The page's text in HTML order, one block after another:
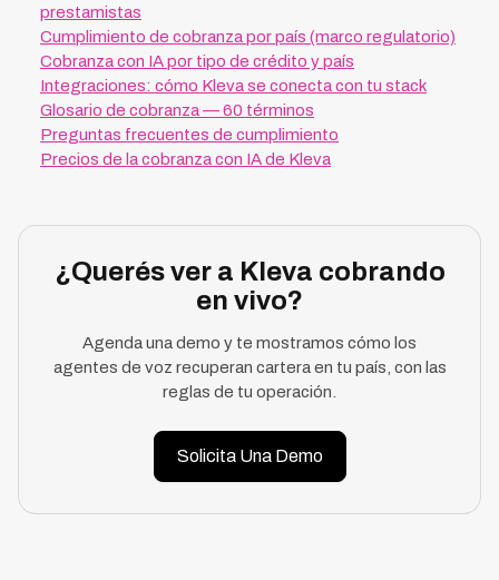
prestamistas
Cumplimiento de cobranza por país (marco regulatorio)
Cobranza con IA por tipo de crédito y país
Integraciones: cómo Kleva se conecta con tu stack
Glosario de cobranza — 60 términos
Preguntas frecuentes de cumplimiento
Precios de la cobranza con IA de Kleva
¿Querés ver a Kleva cobrando
en vivo?
Agenda una demo y te mostramos cómo los
agentes de voz recuperan cartera en tu país, con las
reglas de tu operación.
Solicita Una Demo